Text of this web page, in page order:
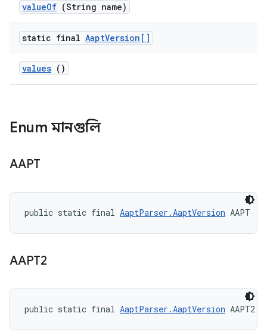
valueOf (String name)
static final AaptVersion[]
values ()
Enum মানগুলি
AAPT
public static final AaptParser.AaptVersion AAPT
AAPT2
public static final AaptParser.AaptVersion AAPT2